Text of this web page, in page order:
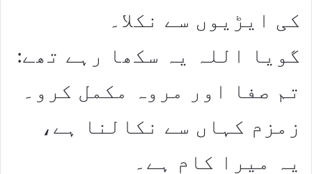
کی ایڑیوں سے نکلا۔
گویا اللہ یہ سکھا رہے تھے:
تم صفا اور مروہ مکمل کرو۔
زمزم کہاں سے نکالنا ہے،
یہ میرا کام ہے۔